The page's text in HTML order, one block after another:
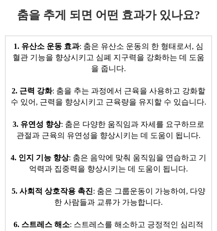
춤을 추게 되면 어떤 효과가 있나요?
​1. 유산소 운동 효과: 춤은 유산소 운동의 한 형태로서, 심
혈관 기능을 향상시키고 심폐 지구력을 강화하는 데 도움
을 줍니다.
2. 근력 강화: 춤을 추는 과정에서 근육을 사용하고 강화할
수 있어, ​근력을 향상시키고 근육량을 유지할 수 있습니다.
3. 유연성 향상: 춤은 다양한 움직임과 자세를 요구하므로
관절과 근육의 ​유연성을 향상시키는 데 도움이 됩니다.
4. 인지 기능 향상: 춤은 음악에 맞춰 움직임을 연습하고 기
억력과 집중력을 향상시키는 데 도움이 됩니다.
5. 사회적 상호작용 촉진: 춤은 그룹운동이 가능하여, 다양
한 사람들과 교류가 가능합니다.
6. 스트레스 해소: 스트레스를 해소하고 긍정적인 심리적